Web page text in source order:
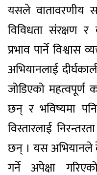
यसले वातावरणीय
विविधता संरक्षण र
प्रभाव पार्ने
अभियानलाई
जोडिएको महत्वपूर्ण
छन् र भविष्यमा
विस्तारलाई
छन् । यस अभियानले
गर्ने अपेक्षा